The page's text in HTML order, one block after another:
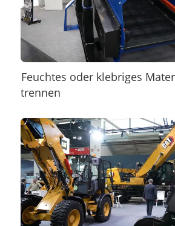
Feuchtes oder klebriges
trennen